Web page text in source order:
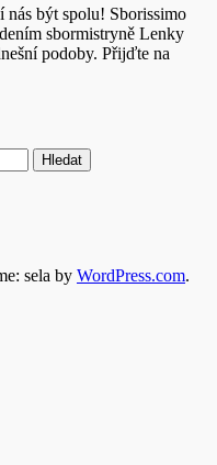
být spolu! Sborissimo
sbormistryně Lenky
podoby. Přijďte na
sela by WordPress.com.